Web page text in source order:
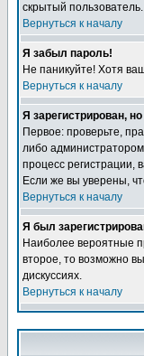
скрытый пользователь.
Вернуться к началу
Я забыл пароль!
Не паникуйте! Хотя
Вернуться к началу
Я зарегистрирован,
Первое: проверьте,
либо
процесс регистрации,
Если же вы уверены,
Вернуться к началу
Я был
Наиболее вероятные
второе, то возможно
дискуссиях.
Вернуться к началу